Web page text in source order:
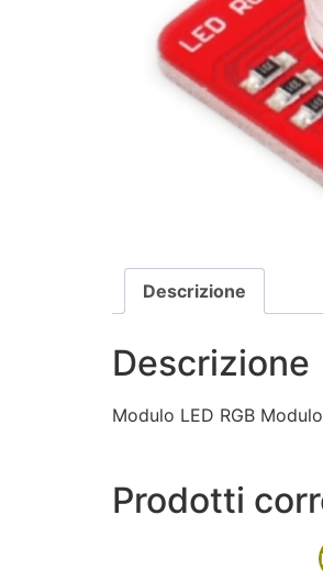
Descrizione
Descrizione
Modulo LED RGB
Prodotti